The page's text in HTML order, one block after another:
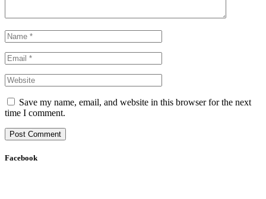
Save my name, email, and website in this browser for the next
time I comment.
Facebook